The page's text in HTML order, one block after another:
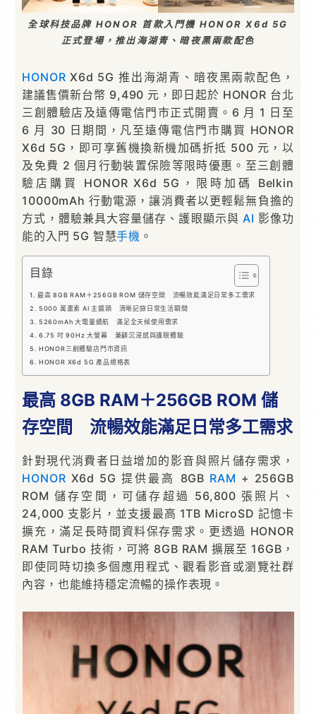
全球科技品牌 HONOR 首款入門機 HONOR X6d 5G
正式登場，推出海湖青、暗夜黑兩款配色
HONOR X6d 5G 推出海湖青、暗夜黑兩款配色，
建議售價新台幣 9,490 元，即日起於 HONOR 台北
三創體驗店及遠傳電信門市正式開賣。6 月 1 日至
6 月 30 日期間，凡至遠傳電信門市購買 HONOR
X6d 5G，即可享舊機換新機加碼折抵 500 元，以
及免費 2 個月行動裝置保險等限時優惠。至三創體
驗店購買 HONOR X6d 5G，限時加碼 Belkin
10000mAh 行動電源，讓消費者以更輕鬆無負擔的
方式，體驗兼具大容量儲存、護眼顯示與 AI 影像功
能的入門 5G 智慧手機 。
目錄
最高 8GB RAM＋256GB ROM 儲存空間 流暢效能滿足日常多工需求
5000 萬畫素 AI 主鏡頭 清晰記錄日常生活瞬間
5260mAh 大電量續航 滿足全天候使用需求
6.75 吋 90Hz 大螢幕 兼顧沉浸感與護眼體驗
HONOR三創體驗店門市資訊
HONOR X6d 5G 產品規格表
最高 8GB RAM＋256GB ROM 儲
存空間 流暢效能滿足日常多工需求
針對現代消費者日益增加的影音與照片儲存需求，
HONOR X6d 5G 提供最高 8GB RAM + 256GB
ROM 儲存空間，可儲存超過 56,800 張照片、
24,000 支影片，並支援最高 1TB MicroSD 記憶卡
擴充，滿足長時間資料保存需求。更透過 HONOR
RAM Turbo 技術，可將 8GB RAM 擴展至 16GB，
即使同時切換多個應用程式、觀看影音或瀏覽社群
內容，也能維持穩定流暢的操作表現。